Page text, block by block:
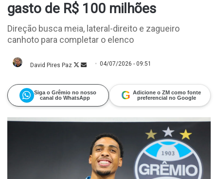
gasto de R$ 100 milhões
Direção busca meia, lateral-direito e zagueiro
canhoto para completar o elenco
David Pires Paz FollowMande
04/07/2026 - 09:51
Siga o Grêmio no nosso
canal do WhatsApp
G Adicione o ZM como fonte
preferencial no Google